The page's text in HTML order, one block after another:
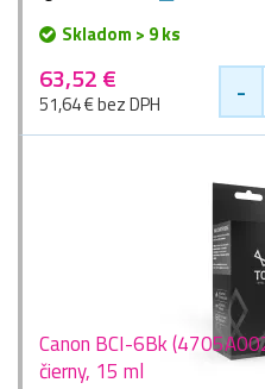
Skladom > 9 ks
63,52 €
51,64 € bez DPH -
Canon BCI-6Bk
čierny, 15 ml